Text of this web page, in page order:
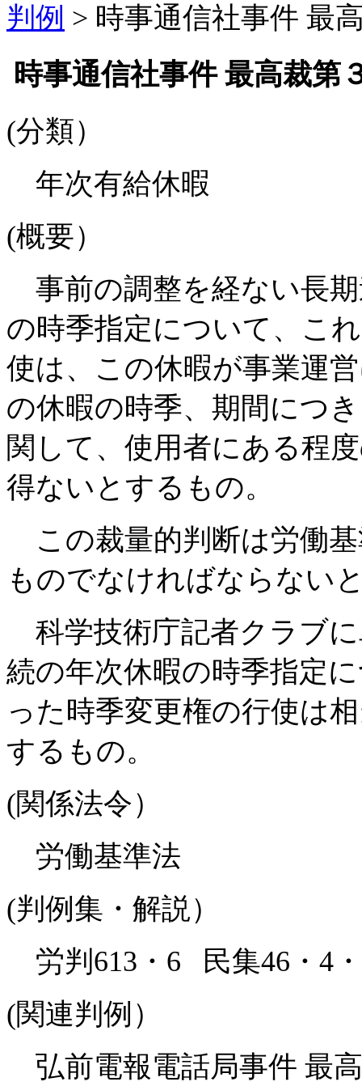
判例 > 時事通信社事件 最
時事通信社事件 最高裁第
(分類）
年次有給休暇
(概要）
事前の調整を経ない長
の時季指定について、こ
使は、この休暇が事業運
の休暇の時季、期間につ
関して、使用者にある程
得ないとするもの。
この裁量的判断は労働
ものでなければならない
科学技術庁記者クラブ
続の年次休暇の時季指定
った時季変更権の行使は
するもの。
(関係法令）
労働基準法
(判例集・解説）
労判613・6 民集46
(関連判例）
弘前電報電話局事件 最